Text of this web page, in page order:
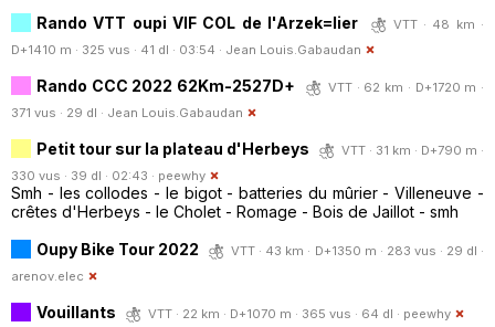
Rando VTT oupi VIF COL de l'Arzek=lier
VTT · 48 km ·
D+1410 m · 325 vus · 41 dl · 03:54 · Jean Louis.Gabaudan
Rando CCC 2022 62Km-2527D+
VTT · 62 km · D+1720 m ·
371 vus · 29 dl · Jean Louis.Gabaudan
Petit tour sur la plateau d'Herbeys
VTT · 31 km · D+790 m ·
330 vus · 39 dl · 02:43 · peewhy
Smh - les collodes - le bigot - batteries du mûrier - Villeneuve -
crêtes d'Herbeys - le Cholet - Romage - Bois de Jaillot - smh
Oupy Bike Tour 2022
VTT · 43 km · D+1350 m · 283 vus · 29 dl ·
arenov.elec
Vouillants VTT · 22 km · D+1070 m · 365 vus · 64 dl · peewhy